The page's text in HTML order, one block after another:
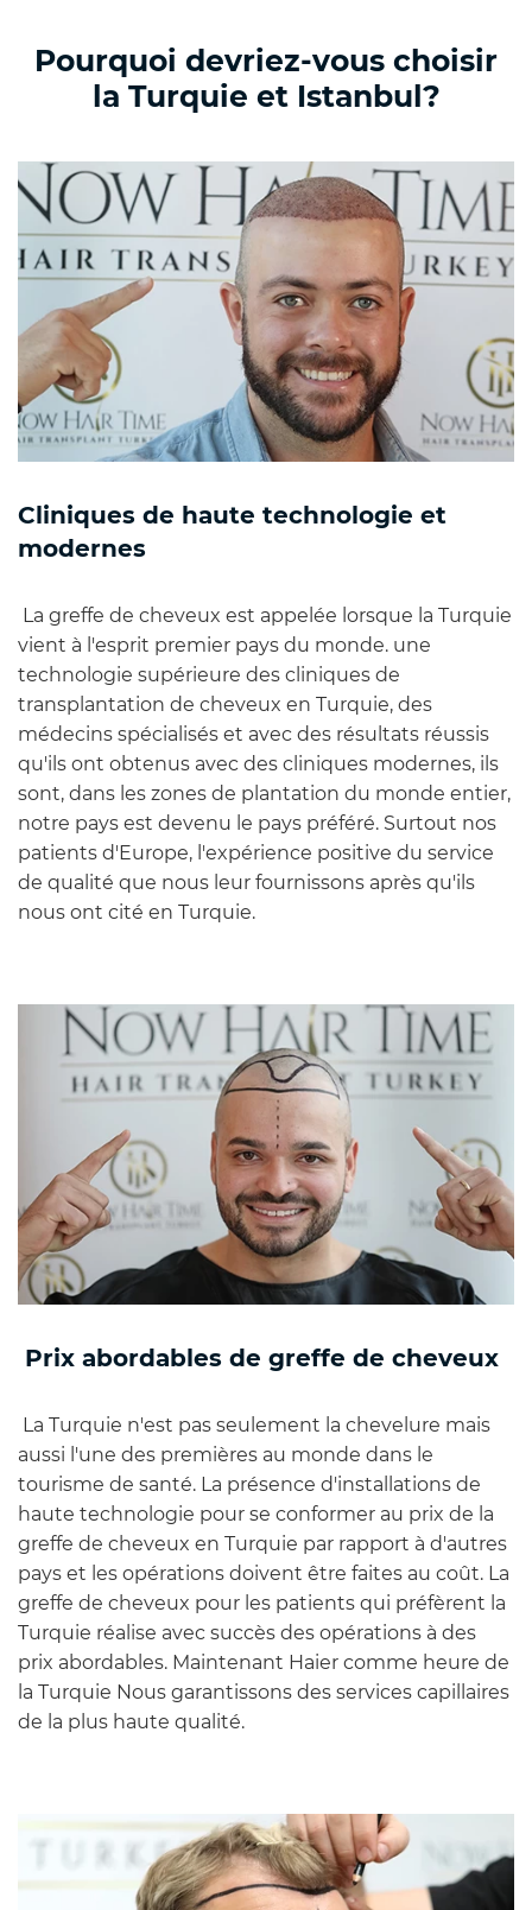
Pourquoi devriez-vous choisir
la Turquie et Istanbul?
Cliniques de haute technologie et
modernes
La greffe de cheveux est appelée lorsque la Turquie
vient à l'esprit premier pays du monde. une
technologie supérieure des cliniques de
transplantation de cheveux en Turquie, des
médecins spécialisés et avec des résultats réussis
qu'ils ont obtenus avec des cliniques modernes, ils
sont, dans les zones de plantation du monde entier,
notre pays est devenu le pays préféré. Surtout nos
patients d'Europe, l'expérience positive du service
de qualité que nous leur fournissons après qu'ils
nous ont cité en Turquie.
Prix abordables de greffe de cheveux
La Turquie n'est pas seulement la chevelure mais
aussi l'une des premières au monde dans le
tourisme de santé. La présence d'installations de
haute technologie pour se conformer au prix de la
greffe de cheveux en Turquie par rapport à d'autres
pays et les opérations doivent être faites au coût. La
greffe de cheveux pour les patients qui préfèrent la
Turquie réalise avec succès des opérations à des
prix abordables. Maintenant Haier comme heure de
la Turquie Nous garantissons des services capillaires
de la plus haute qualité.